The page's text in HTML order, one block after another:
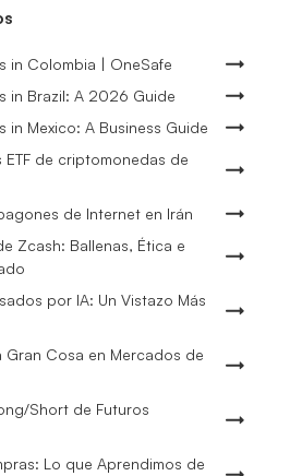
in Colombia | OneSafe
in Brazil: A 2026 Guide
in Mexico: A Business Guide
de criptomonedas de
de Internet en Irán
Zcash: Ballenas, Ética e
por IA: Un Vistazo Más
Gran Cosa en Mercados de
Short de Futuros
Lo que Aprendimos de